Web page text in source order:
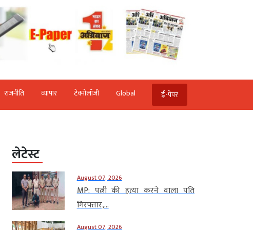
राजनीति व्‍यापार टेक्‍नोलॉजी Global ई-पेपर
लेटेस्ट
August 07, 2026
MP: पत्नी की हत्या करने वाला पति
गिरफ्तार,...
August 07, 2026